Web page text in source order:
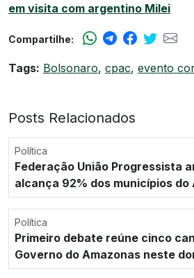
em visita com argentino Milei
Compartilhe:
Tags: Bolsonaro, cpac, evento
Posts Relacionados
Política
Federação União Progressista
alcança 92% dos municípios do
Política
Primeiro debate reúne cinco
Governo do Amazonas neste